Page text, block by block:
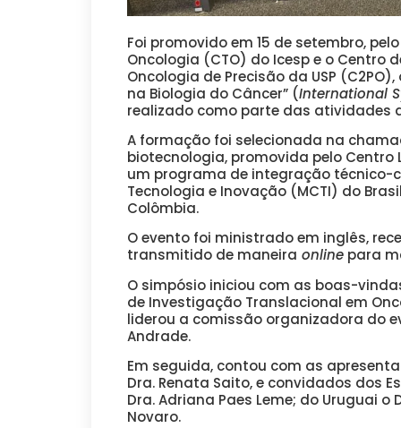
Foi promovido em 15 de setembro,
Oncologia (CTO) do Icesp e o Centro
Oncologia de Precisão da USP
na Biologia do Câncer” (International
realizado como parte das atividades
A formação foi selecionada na
biotecnologia, promovida pelo Centro
um programa de integração técnico-
Tecnologia e Inovação (MCTI) do
Colômbia.
O evento foi ministrado em inglês,
transmitido de maneira online para
O simpósio iniciou com as boas-
de Investigação Translacional em
liderou a comissão organizadora do
Andrade.
Em seguida, contou com as
Dra. Renata Saito, e convidados dos
Dra. Adriana Paes Leme; do Uruguai
Novaro.